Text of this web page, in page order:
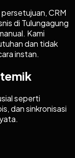
CRM
di Tulungagung
Kami
dan tidak
instan.
seperti
dan sinkronisasi